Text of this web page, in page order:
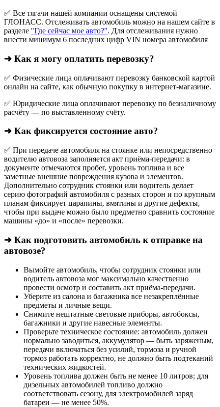
✅ Все тягачи нашей компании оснащены системой
ГЛОНАСС. Отслеживать автомобиль можно на нашем сайте в
разделе "Где сейчас мое авто?". Для отслеживания нужно
внести минимум 6 последних цифр VIN номера автомобиля
➜ Как я могу оплатить перевозку?
✅ Физические лица оплачивают перевозку банковской картой
онлайн на сайте, как обычную покупку в интернет‑магазине.
✅ Юридические лица оплачивают перевозку по безналичному
расчёту — по выставленному счёту.
➜ Как фиксируется состояние авто?
✅ При передаче автомобиля на стоянке или непосредственно
водителю автовоза заполняется акт приёма-передачи: в
документе отмечаются пробег, уровень топлива и все
заметные внешние повреждения кузова и элементов.
Дополнительно сотрудник стоянки или водитель делает
серию фотографий автомобиля с разных сторон и по крупным
планам фиксирует царапины, вмятины и другие дефекты,
чтобы при выдаче можно было предметно сравнить состояние
машины «до» и «после» перевозки.
➜ Как подготовить автомобиль к отправке на
автовозе?
Вымойте автомобиль, чтобы сотрудник стоянки или
водитель автовоза мог максимально качественно
провести осмотр и составить акт приёма-передачи.
Уберите из салона и багажника все незакреплённые
предметы и личные вещи.
Снимите нештатные световые приборы, автобоксы,
багажники и другие навесные элементы.
Проверьте техническое состояние: автомобиль должен
нормально заводиться, аккумулятор — быть заряженым,
передачи включаться без усилий, тормоза и ручной
тормоз работать корректно, не должно быть подтеканий
технических жидкостей.
Уровень топлива должен быть не менее 10 литров; для
дизельных автомобилей топливо должно
соответствовать сезону, для электромобилей заряд
батареи — не менее 50%.